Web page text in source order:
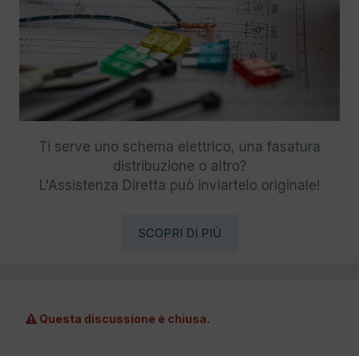
Ti serve uno schema elettrico, una fasatura
distribuzione o altro?
L'Assistenza Diretta può inviartelo originale!
SCOPRI DI PIÙ
Questa discussione è chiusa.